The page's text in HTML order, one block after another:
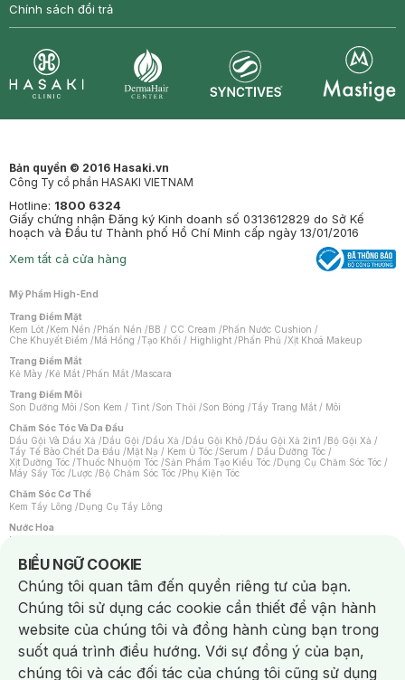
Chính sách đổi trả
Bản quyền © 2016 Hasaki.vn
Công Ty cổ phần HASAKI VIETNAM
Hotline: 1800 6324
Giấy chứng nhận Đăng ký Kinh doanh số 0313612829 do Sở Kế
hoạch và Đầu tư Thành phố Hồ Chí Minh cấp ngày 13/01/2016
Xem tất cả cửa hàng
Mỹ Phẩm High-End
Trang Điểm Mặt
Kem Lót /Kem Nền /Phấn Nền /BB / CC Cream /Phấn Nước Cushion /
Che Khuyết Điểm /Má Hồng /Tạo Khối / Highlight /Phấn Phủ /Xịt Khoá Makeup
Trang Điểm Mắt
Kẻ Mày /Kẻ Mắt /Phấn Mắt /Mascara
Trang Điểm Môi
Son Dưỡng Môi /Son Kem / Tint /Son Thỏi /Son Bóng /Tẩy Trang Mắt / Môi
Chăm Sóc Tóc Và Da Đầu
Dầu Gội Và Dầu Xả /Dầu Gội /Dầu Xả /Dầu Gội Khô /Dầu Gội Xả 2in1 /Bộ Gội Xả /
Tẩy Tế Bào Chết Da Đầu /Mặt Nạ / Kem Ủ Tóc /Serum / Dầu Dưỡng Tóc /
Xịt Dưỡng Tóc /Thuốc Nhuộm Tóc /Sản Phẩm Tạo Kiểu Tóc /Dụng Cụ Chăm Sóc Tóc /
Máy Sấy Tóc /Lược /Bộ Chăm Sóc Tóc /Phụ Kiện Tóc
Chăm Sóc Cơ Thể
Kem Tẩy Lông /Dụng Cụ Tẩy Lông
Nước Hoa
Nước Hoa Nữ
Chăm Sóc Cá Nhân
Chống Muỗi /Khẩu Trang /Máy Massage/Mặt Nạ Xông Hơi /Nước Rửa Tay/
Sản Phẩm Chăm Sóc Khác /Bàn Chải Đánh Răng /Bàn Chải Điện/
Hỗ Trợ Trắng Răng/Kem Đánh Răng /Máy Tăm Nước/ Nước Súc Miệng/
Tăm / Chỉ Nha Khoa/ Xịt Thơm Miệng / Dung Dịch Vệ Sinh/Dưỡng Vùng Kín/
Khăn Ướt Vệ Sinh Vùng Kín/Băng Vệ Sinh/Tampon/Bọt Cạo Râu /Dao Cạo Râu/
Máy Cạo Râu
Vấn Đề Về Da
Da Dầu / Lỗ Chân Lông To/ Da Khô / Mất Nước/ Da Lão Hóa/ Da Mụn/
BIỂU NGỮ COOKIE
Notice about cookies usage
Chúng tôi quan tâm đến quyền riêng tư của bạn.
Chúng tôi sử dụng các cookie cần thiết để vận hành
website của chúng tôi và đồng hành cùng bạn trong
suốt quá trình điều hướng. Với sự đồng ý của bạn,
chúng tôi và các đối tác của chúng tôi cũng sử dụng